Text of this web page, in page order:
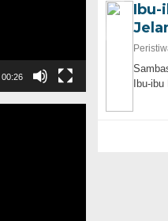
00:26
Ibu-
Ibu-